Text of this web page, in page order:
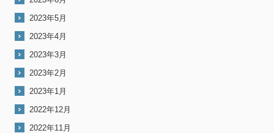
2023年5月
2023年4月
2023年3月
2023年2月
2023年1月
2022年12月
2022年11月